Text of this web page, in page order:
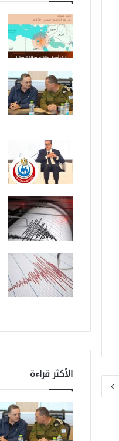
الأكثر قراءة